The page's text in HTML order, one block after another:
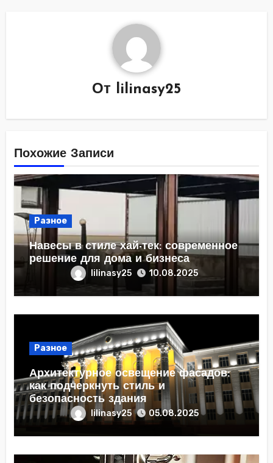
От lilinasy25
Похожие Записи
Разное
Навесы в стиле хай-тек: современное
решение для дома и бизнеса
lilinasy25 10.08.2025
Разное
Архитектурное освещение фасадов:
как подчеркнуть стиль и
безопасность здания
lilinasy25 05.08.2025